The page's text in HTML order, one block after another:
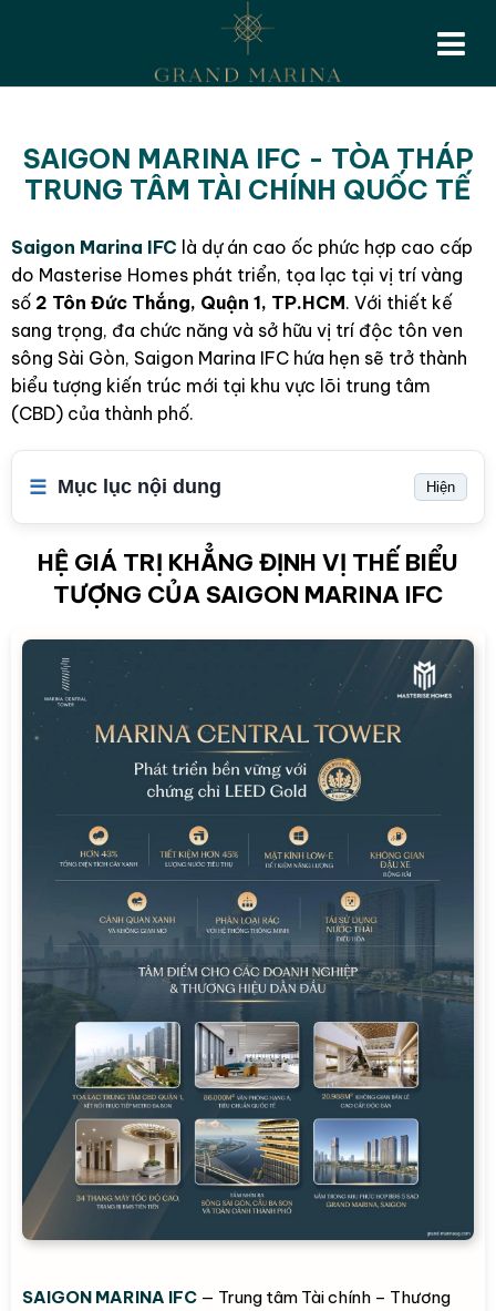
SAIGON MARINA IFC - TÒA THÁP
TRUNG TÂM TÀI CHÍNH QUỐC TẾ
Saigon Marina IFC là dự án cao ốc phức hợp cao cấp
do Masterise Homes phát triển, tọa lạc tại vị trí vàng
số 2 Tôn Đức Thắng, Quận 1, TP.HCM. Với thiết kế
sang trọng, đa chức năng và sở hữu vị trí độc tôn ven
sông Sài Gòn, Saigon Marina IFC hứa hẹn sẽ trở thành
biểu tượng kiến trúc mới tại khu vực lõi trung tâm
(CBD) của thành phố.
Mục lục nội dung Hiện
HỆ GIÁ TRỊ KHẲNG ĐỊNH VỊ THẾ BIỂU
TƯỢNG CỦA SAIGON MARINA IFC
SAIGON MARINA IFC — Trung tâm Tài chính – Thương